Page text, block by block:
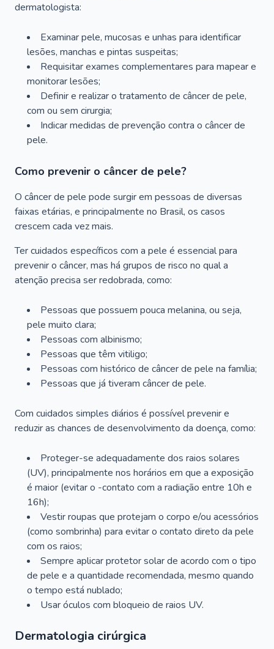
dermatologista:
Examinar pele, mucosas e unhas para identificar
lesões, manchas e pintas suspeitas;
Requisitar exames complementares para mapear e
monitorar lesões;
Definir e realizar o tratamento de câncer de pele,
com ou sem cirurgia;
Indicar medidas de prevenção contra o câncer de
pele.
Como prevenir o câncer de pele?
O câncer de pele pode surgir em pessoas de diversas
faixas etárias, e principalmente no Brasil, os casos
crescem cada vez mais.
Ter cuidados específicos com a pele é essencial para
prevenir o câncer, mas há grupos de risco no qual a
atenção precisa ser redobrada, como:
Pessoas que possuem pouca melanina, ou seja,
pele muito clara;
Pessoas com albinismo;
Pessoas que têm vitiligo;
Pessoas com histórico de câncer de pele na família;
Pessoas que já tiveram câncer de pele.
Com cuidados simples diários é possível prevenir e
reduzir as chances de desenvolvimento da doença, como:
Proteger-se adequadamente dos raios solares
(UV), principalmente nos horários em que a exposição
é maior (evitar o -contato com a radiação entre 10h e
16h);
Vestir roupas que protejam o corpo e/ou acessórios
(como sombrinha) para evitar o contato direto da pele
com os raios;
Sempre aplicar protetor solar de acordo com o tipo
de pele e a quantidade recomendada, mesmo quando
o tempo está nublado;
Usar óculos com bloqueio de raios UV.
Dermatologia cirúrgica